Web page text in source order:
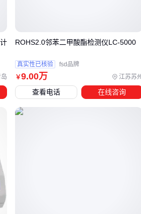
的颗粒物浓度代表性，而 数据记录仪
期尤为关键：
换会堵塞滤膜，导致采样流量下降
滤膜时，湿度变化可能改变过滤效率
规划配套方案，特别是需要长期连续
换工具
端设备测出错误数据？
￥9.00万 江苏苏
ROHS2.0邻苯二甲酸酯检测仪LC-5000
真实性已核验 fsd品牌
查看电话 在线咨询